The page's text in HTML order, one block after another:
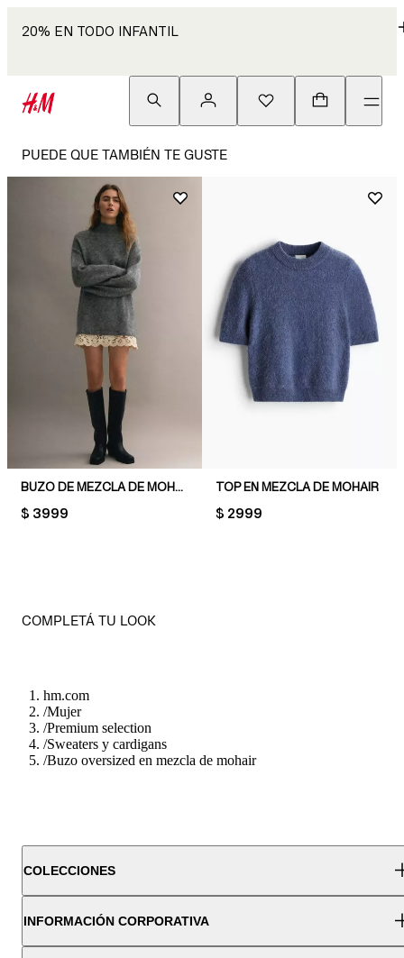
20% EN TODO INFANTIL
PUEDE QUE TAMBIÉN TE GUSTE
BUZO DE MEZCLA DE MOHAIR CON RIBETE DE ENCAJE
PRICE:
$ 3999
TOP EN MEZCLA DE MOHAIR
PRICE:
$ 2999
COMPLETÁ TU LOOK
hm.com
/Mujer
/Premium selection
/Sweaters y cardigans
/Buzo oversized en mezcla de mohair
COLECCIONES
INFORMACIÓN CORPORATIVA